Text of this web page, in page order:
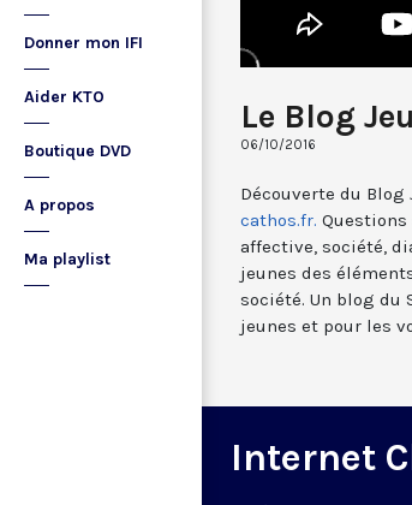
Donner mon IFI
Aider KTO
Boutique DVD
A propos
Ma playlist
Le Blog
06/10/2016
Découverte du Blog
cathos.fr. Questions
affective, société,
jeunes des
société. Un blog du
jeunes et pour les
Internet